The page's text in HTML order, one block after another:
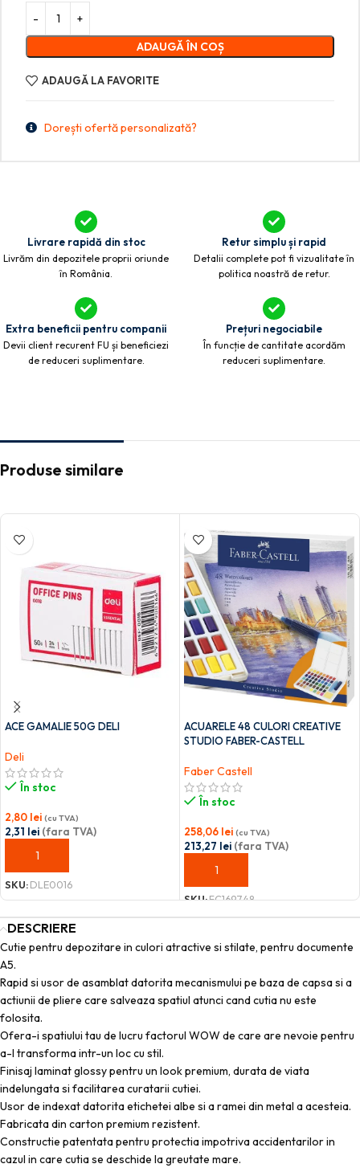
ADAUGĂ ÎN COȘ
ADAUGĂ LA FAVORITE
Dorești ofertă personalizată?
Livrare rapidă din stoc
Livrăm din depozitele proprii oriunde
în România.
Retur simplu și rapid
Detalii complete pot fi vizualitate în
politica noastră de retur.
Extra beneficii pentru companii
Devii client recurent FU și beneficiezi
de reduceri suplimentare.
Prețuri negociabile
În funcție de cantitate acordăm
reduceri suplimentare.
Produse similare
ACE GAMALIE 50G DELI
Deli
În stoc
2,80 lei (cu TVA)
2,31 lei (fara TVA)
ADAUGĂ ÎN COȘ
SKU:DLE0016
ACUARELE 48 CULORI CREATIVE
STUDIO FABER-CASTELL
Faber Castell
În stoc
258,06 lei (cu TVA)
213,27 lei (fara TVA)
ADAUGĂ ÎN COȘ
SKU:FC169748
DESCRIERE
Cutie pentru depozitare in culori atractive si stilate, pentru documente
A5.
Rapid si usor de asamblat datorita mecanismului pe baza de capsa si a
actiunii de pliere care salveaza spatiul atunci cand cutia nu este
folosita.
Ofera-i spatiului tau de lucru factorul WOW de care are nevoie pentru
a-l transforma intr-un loc cu stil.
Finisaj laminat glossy pentru un look premium, durata de viata
indelungata si facilitarea curatarii cutiei.
Usor de indexat datorita etichetei albe si a ramei din metal a acesteia.
Fabricata din carton premium rezistent.
Constructie patentata pentru protectia impotriva accidentarilor in
cazul in care cutia se deschide la greutate mare.